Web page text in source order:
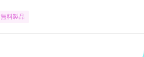
無料製品